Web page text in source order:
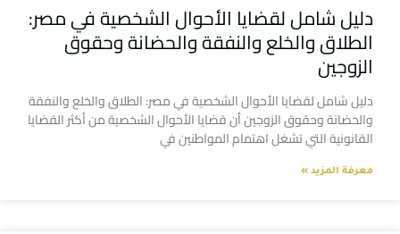
دليل شامل لقضايا الأحوال الشخصية في مصر:
الطلاق والخلع والنفقة والحضانة وحقوق
الزوجين
دليل شامل لقضايا الأحوال الشخصية في مصر: الطلاق والخلع والنفقة
والحضانة وحقوق الزوجين أن قضايا الأحوال الشخصية من أكثر القضايا
القانونية التي تشغل اهتمام المواطنين في
معرفة المزيد »